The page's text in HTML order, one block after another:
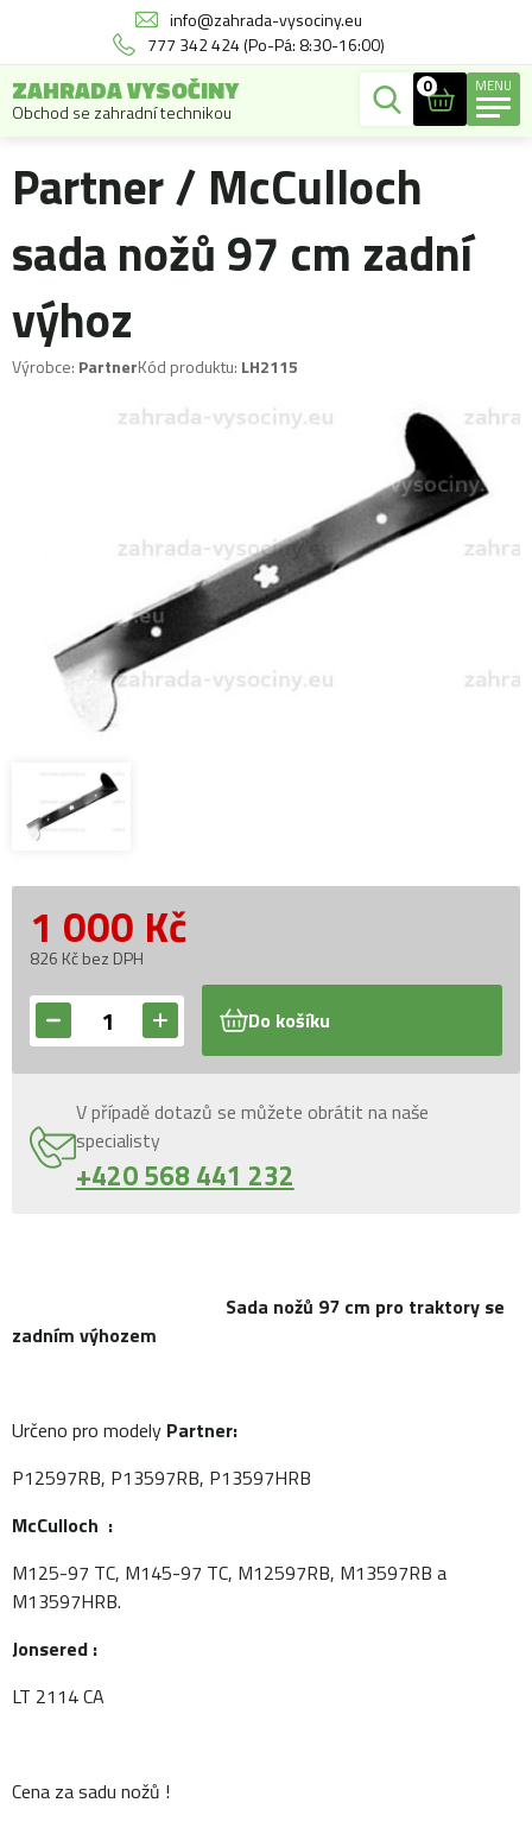
info@zahrada-vysociny.eu
777 342 424 (Po-Pá: 8:30-16:00)
ZAHRADA VYSOČINY
Obchod se zahradní technikou
0 MENU
Partner / McCulloch
sada nožů 97 cm zadní
výhoz
Výrobce: PartnerKód produktu: LH2115
1 000 Kč
826 Kč bez DPH
Do košíku
V případě dotazů se můžete obrátit na naše
specialisty
+420 568 441 232
Sada nožů 97 cm pro traktory se
zadním výhozem
Určeno pro modely Partner:
P12597RB, P13597RB, P13597HRB
McCulloch :
M125-97 TC, M145-97 TC, M12597RB, M13597RB a
M13597HRB.
Jonsered :
LT 2114 CA
Cena za sadu nožů !